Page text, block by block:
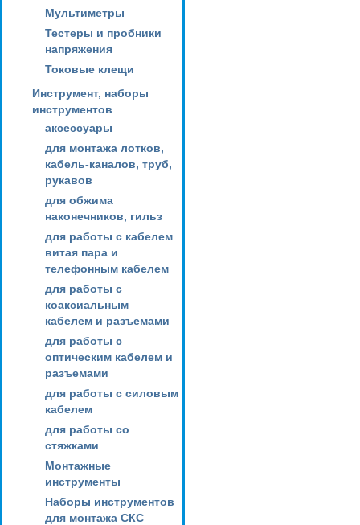
Мультиметры
Тестеры и пробники
напряжения
Токовые клещи
Инструмент, наборы
инструментов
аксессуары
для монтажа лотков,
кабель-каналов, труб,
рукавов
для обжима
наконечников, гильз
для работы с кабелем
витая пара и
телефонным кабелем
для работы с
коаксиальным
кабелем и разъемами
для работы с
оптическим кабелем и
разъемами
для работы с силовым
кабелем
для работы со
стяжками
Монтажные
инструменты
Наборы инструментов
для монтажа СКС